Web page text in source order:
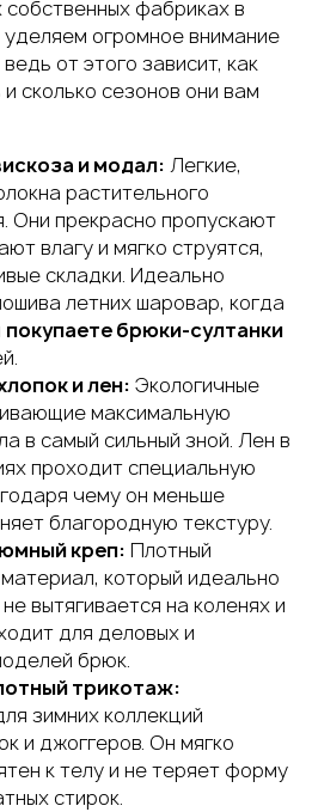
фабриках в
огромное внимание
от этого зависит, как
сколько сезонов они вам
и модал: Легкие,
растительного
Они прекрасно пропускают
влагу и мягко струятся,
складки. Идеально
летних шаровар, когда
покупаете брюки-султанки
и лен: Экологичные
максимальную
в самый сильный зной. Лен в
проходит специальную
чему он меньше
благородную текстуру.
креп: Плотный
который идеально
вытягивается на коленях и
для деловых и
брюк.
трикотаж:
зимних коллекций
и джоггеров. Он мягко
к телу и не теряет форму
стирок.